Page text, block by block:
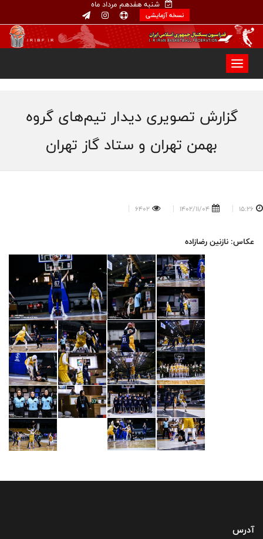
شنبه هفدهم مرداد ماه
نسخه آزمایشی
گزارش تصویری دیدار تیم‌های گروه
بهمن تهران و ستاد گاز تهران
15:26
1402/11/04
6402
عکاس: نازنین رضازاده
آدرس